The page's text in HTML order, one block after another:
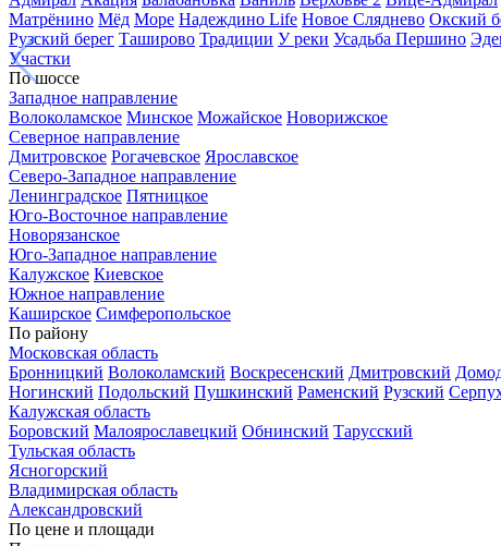
Матрёнино Мёд Море Надеждино Life Новое Сляднево Окский
Рузский берег Таширово Традиции У реки Усадьба Першино
Участки
По шоссе
Западное направление
Волоколамское Минское Можайское Новорижское
Северное направление
Дмитровское Рогачевское Ярославское
Северо-Западное направление
Ленинградское Пятницкое
Юго-Восточное направление
Новорязанское
Юго-Западное направление
Калужское Киевское
Южное направление
Каширское Симферопольское
По району
Московская область
Бронницкий Волоколамский Воскресенский Дмитровский
Ногинский Подольский Пушкинский Раменский Рузский
Калужская область
Боровский Малоярославецкий Обнинский Тарусский
Тульская область
Ясногорский
Владимирская область
Александровский
По цене и площади